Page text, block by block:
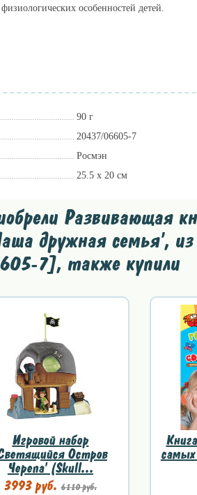
особенностей детей.
90 г
20437/06605-7
Росмэн
25.5 x 20 см
Развивающая
дружная семья', из
7], также купили
Игровой набор
Остров
Черепа' (Skull...
3993 руб.6110 руб.